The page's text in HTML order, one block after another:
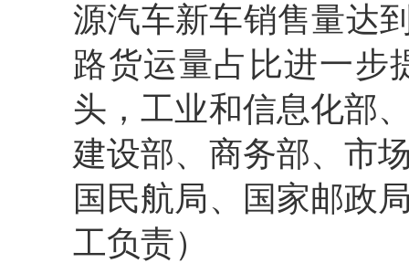
源汽车新车销售量达
路货运量占比进一步
头，工业和信息化部
建设部、商务部、市
国民航局、国家邮政
工负责）